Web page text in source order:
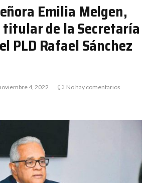
Emilia Melgen,
titular de la Secretaría
PLD Rafael Sánchez
4, 2022
No hay comentarios